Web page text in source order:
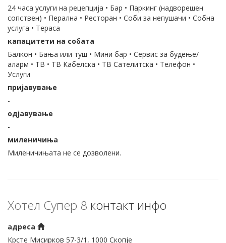
24 часа услуги на рецепција • Бар • Паркинг (надворешен
сопствен) • Перална • Ресторан • Соби за непушачи • Собна
услуга • Тераса
капацитети на собата
Балкон • Бања или туш • Мини бар • Сервис за будење/
аларм • ТВ • ТВ Кабелска • ТВ Сателитска • Телефон •
Услуги
пријавување
-
одјавување
-
миленичиња
Миленичињата не се дозволени.
Хотел Супер 8 контакт инфо
адреса
Крсте Мисирков 57-3/1, 1000 Скопје